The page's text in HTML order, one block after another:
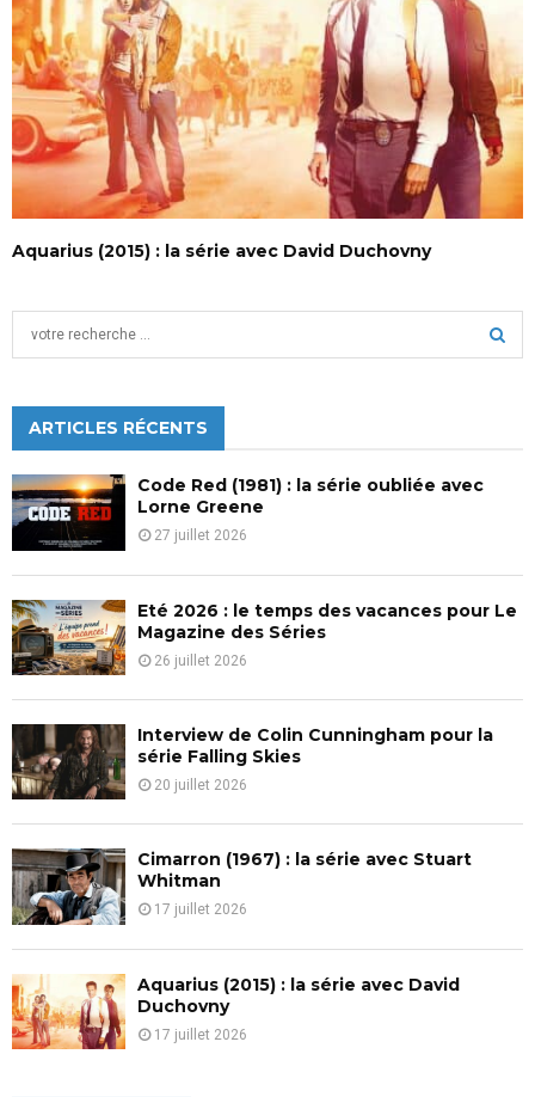
Aquarius (2015) : la série avec David Duchovny
h
f
o
r
:
C
H
ARTICLES RÉCENTS
Code Red (1981) : la série oubliée avec
Lorne Greene
27 juillet 2026
Eté 2026 : le temps des vacances pour Le
Magazine des Séries
26 juillet 2026
Interview de Colin Cunningham pour la
série Falling Skies
20 juillet 2026
Cimarron (1967) : la série avec Stuart
Whitman
17 juillet 2026
Aquarius (2015) : la série avec David
Duchovny
17 juillet 2026